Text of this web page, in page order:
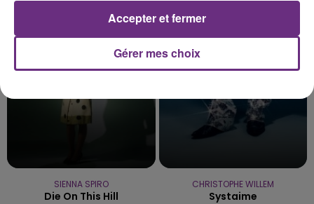
7h52
7h52
SIENNA SPIRO
Die On This Hill
7h47
7h47
CHRISTOPHE WILLEM
Systaime
Gérer mes choix
Accepter et fermer